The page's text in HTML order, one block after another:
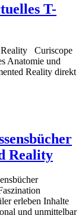
T-
Reality Curiscope
Anatomie und
Reality direkt
Reality
erleben Inhalte
und unmittelbar